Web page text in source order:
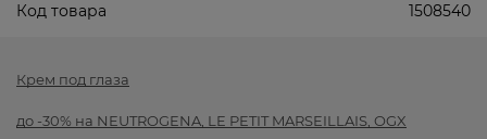
Код товара 1508540
Крем под глаза
до -30% на NEUTROGENA, LE PETIT MARSEILLAIS, OGX